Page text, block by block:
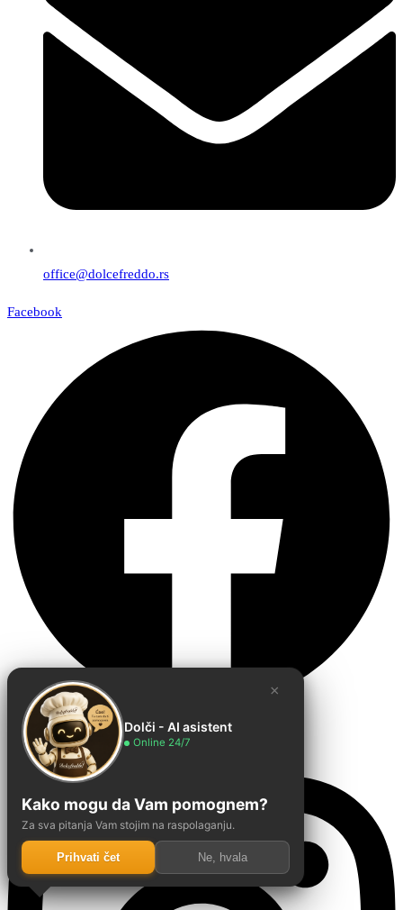
office@dolcefreddo.rs
Facebook
Instagram
×
Dolči - AI asistent
Online 24/7
Kako mogu da Vam pomognem?
Za sva pitanja Vam stojim na raspolaganju.
Prihvati čet Ne, hvala